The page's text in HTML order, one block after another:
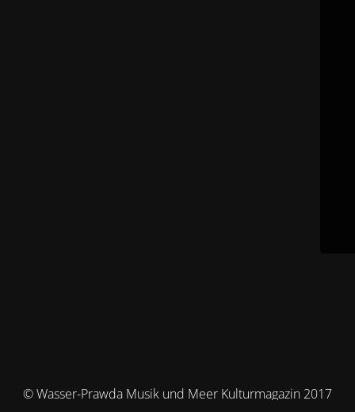
© Wasser-Prawda Musik und Meer Kulturmagazin 2017